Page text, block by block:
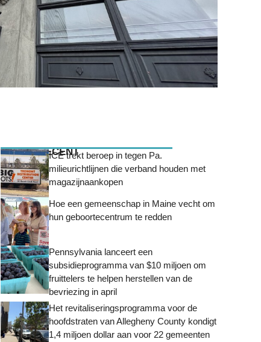
MEEST RECENTICE trekt beroep in tegen Pa.
milieurichtlijnen die verband houden met
magazijnaankopen
Hoe een gemeenschap in Maine vecht om
hun geboortecentrum te redden
Pennsylvania lanceert een
subsidieprogramma van $10 miljoen om
fruittelers te helpen herstellen van de
bevriezing in april
Het revitaliseringsprogramma voor de
hoofdstraten van Allegheny County kondigt
1,4 miljoen dollar aan voor 22 gemeenten